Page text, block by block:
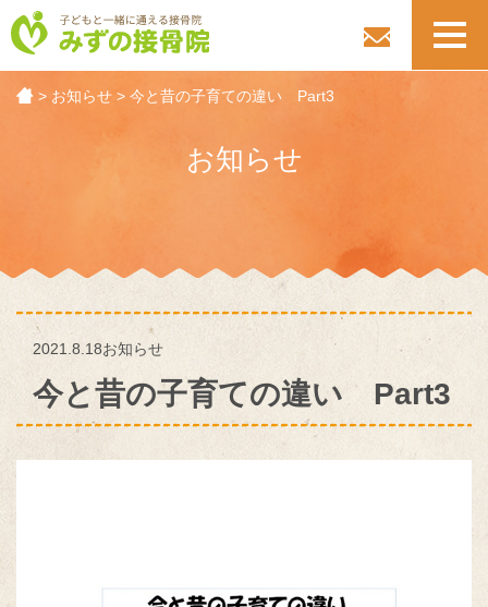
> お知らせ >今と昔の子育ての違い Part3
お知らせ
2021.8.18お知らせ
今と昔の子育ての違い Part3